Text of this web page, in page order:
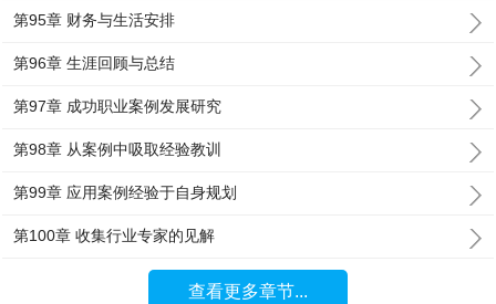
第95章 财务与生活安排
第96章 生涯回顾与总结
第97章 成功职业案例发展研究
第98章 从案例中吸取经验教训
第99章 应用案例经验于自身规划
第100章 收集行业专家的见解
查看更多章节...